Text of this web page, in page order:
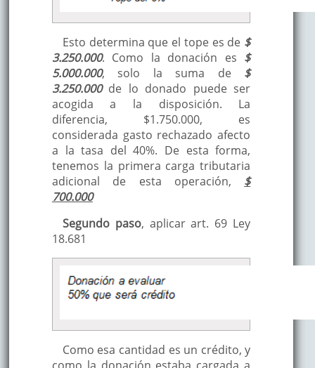
Esto determina que el tope es de $
3.250.000. Como la donación es $
5.000.000, solo la suma de $
3.250.000de lo donado puede ser
acogida a la disposición. La
diferencia, $1.750.000, es
considerada gasto rechazado afecto
a la tasa del 40%. De esta forma,
tenemos la primera carga tributaria
adicional de esta operación, $
700.000
Segundo paso, aplicar art. 69 Ley
18.681
Como esa cantidad es un crédito, y